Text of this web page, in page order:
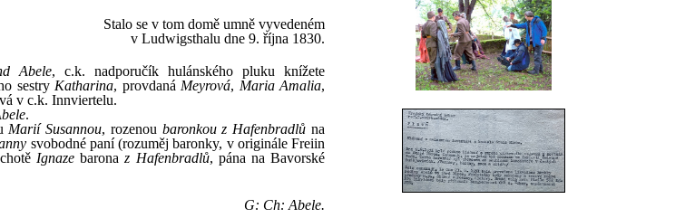
Stalo se v tom domě umně vyvedeném
v Ludwigsthalu dne 9. října 1830.
Abele, c.k. nadporučík hulánského pluku knížete
sestry Katharina, provdaná Meyrová, Maria Amalia,
v c.k. Innviertelu.
.
Marií Susannou, rozenou baronkou z Hafenbradlů na
svobodné paní (rozuměj baronky, v originále Freiin
Ignazebaronaz Hafenbradlů, pána na Bavorské
G: Ch: Abele.